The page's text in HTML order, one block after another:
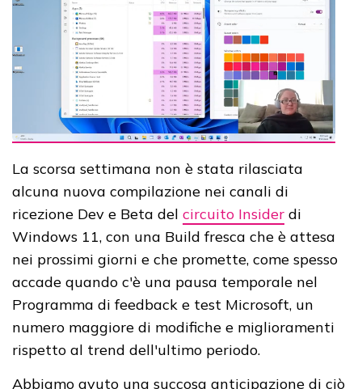
La scorsa settimana non è stata rilasciata
alcuna nuova compilazione nei canali di
ricezione Dev e Beta del circuito Insider di
Windows 11, con una Build fresca che è attesa
nei prossimi giorni e che promette, come spesso
accade quando c'è una pausa temporale nel
Programma di feedback e test Microsoft, un
numero maggiore di modifiche e miglioramenti
rispetto al trend dell'ultimo periodo.
Abbiamo avuto una succosa anticipazione di ciò